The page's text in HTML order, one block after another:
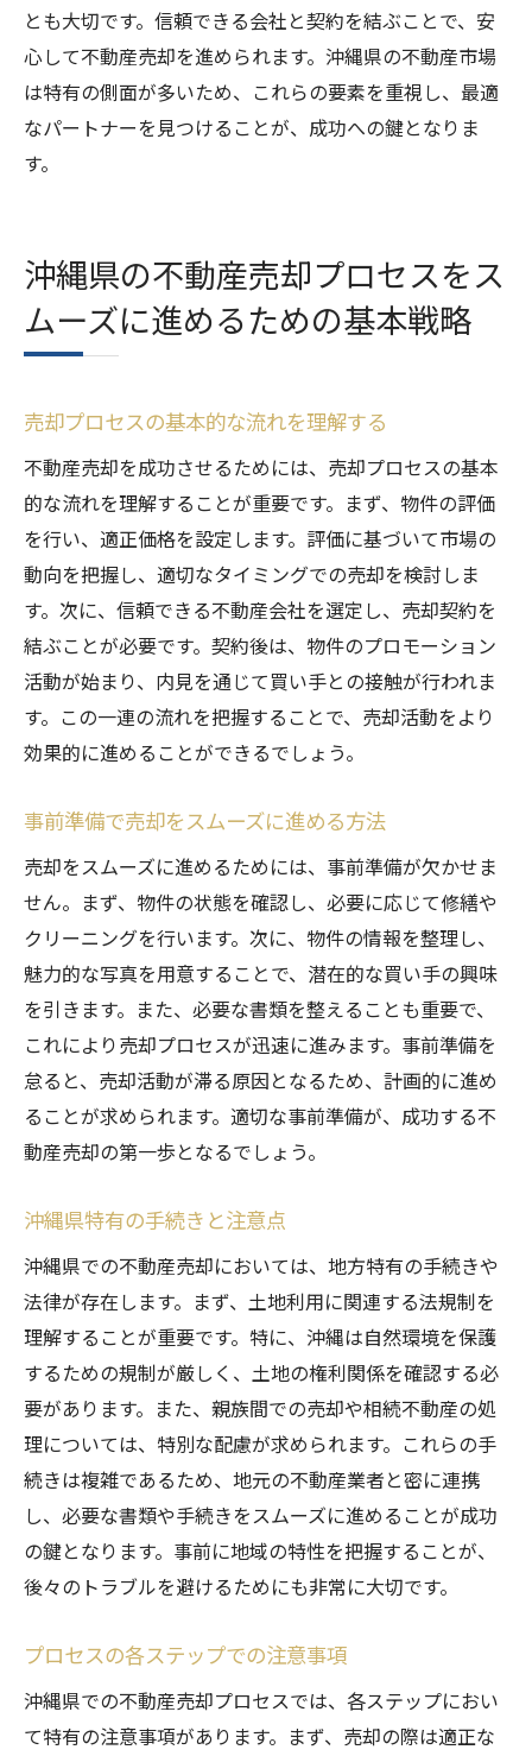
とも大切です。信頼できる会社と契約を結ぶことで、安
心して不動産売却を進められます。沖縄県の不動産市場
は特有の側面が多いため、これらの要素を重視し、最適
なパートナーを見つけることが、成功への鍵となりま
す。
沖縄県の不動産売却プロセスをス
ムーズに進めるための基本戦略
売却プロセスの基本的な流れを理解する
不動産売却を成功させるためには、売却プロセスの基本
的な流れを理解することが重要です。まず、物件の評価
を行い、適正価格を設定します。評価に基づいて市場の
動向を把握し、適切なタイミングでの売却を検討しま
す。次に、信頼できる不動産会社を選定し、売却契約を
結ぶことが必要です。契約後は、物件のプロモーション
活動が始まり、内見を通じて買い手との接触が行われま
す。この一連の流れを把握することで、売却活動をより
効果的に進めることができるでしょう。
事前準備で売却をスムーズに進める方法
売却をスムーズに進めるためには、事前準備が欠かせま
せん。まず、物件の状態を確認し、必要に応じて修繕や
クリーニングを行います。次に、物件の情報を整理し、
魅力的な写真を用意することで、潜在的な買い手の興味
を引きます。また、必要な書類を整えることも重要で、
これにより売却プロセスが迅速に進みます。事前準備を
怠ると、売却活動が滞る原因となるため、計画的に進め
ることが求められます。適切な事前準備が、成功する不
動産売却の第一歩となるでしょう。
沖縄県特有の手続きと注意点
沖縄県での不動産売却においては、地方特有の手続きや
法律が存在します。まず、土地利用に関連する法規制を
理解することが重要です。特に、沖縄は自然環境を保護
するための規制が厳しく、土地の権利関係を確認する必
要があります。また、親族間での売却や相続不動産の処
理については、特別な配慮が求められます。これらの手
続きは複雑であるため、地元の不動産業者と密に連携
し、必要な書類や手続きをスムーズに進めることが成功
の鍵となります。事前に地域の特性を把握することが、
後々のトラブルを避けるためにも非常に大切です。
プロセスの各ステップでの注意事項
沖縄県での不動産売却プロセスでは、各ステップにおい
て特有の注意事項があります。まず、売却の際は適正な